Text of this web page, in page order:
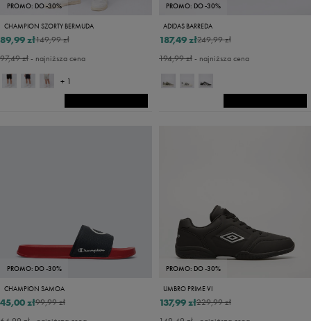
PROMO: DO -30%
CHAMPION SZORTY BERMUDA
149,99 zł
89,99 zł
97,49 zł- najniższa cena
+ 1
PROMO: DO -30%
ADIDAS BARREDA
249,99 zł
187,49 zł
194,99 zł- najniższa cena
PROMO: DO -30%
CHAMPION SAMOA
99,99 zł
45,00 zł
PROMO: DO -30%
UMBRO PRIME VI
229,99 zł
137,99 zł